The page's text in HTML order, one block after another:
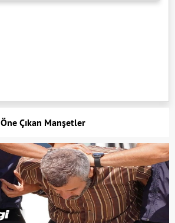
Öne Çıkan Manşetler